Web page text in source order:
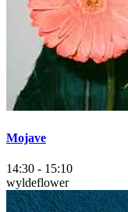
Mojave
14:30 - 15:10
wyldeflower